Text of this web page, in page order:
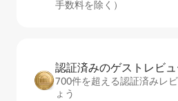
手数料を除く）
認証済みのゲ⁠ス⁠ト⁠レ⁠ビ⁠
700件を超える認証済みレ
ょう